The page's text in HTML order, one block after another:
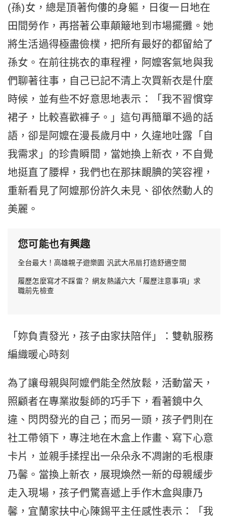
(孫)女，總是頂著佝僂的身軀，日復一日地在
田間勞作，再搭著公車顛簸地到市場擺攤。她
將生活過得極盡儉樸，把所有最好的都留給了
孫女。在前往挑衣的車程裡，阿嬤客氣地與我
們聊著往事，自己已記不清上次買新衣是什麼
時候，並有些不好意思地表示：「我不習慣穿
裙子，比較喜歡褲子。」這句再簡單不過的話
語，卻是阿嬤在漫長歲月中，久違地吐露「自
我需求」的珍貴瞬間，當她換上新衣，不自覺
地挺直了腰桿，我們也在那抹靦腆的笑容裡，
重新看見了阿嬤那份許久未見、卻依然動人的
美麗。
您可能也有興趣
全台最大！高雄親子遊樂園 汎武大吊扇打造舒適空間
履歷怎麼寫才不踩雷？ 網友熱議六大「履歷注意事項」求
職前先檢查
「妳負責發光，孩子由家扶陪伴」：雙軌服務
編織暖心時刻
為了讓母親與阿嬤們能全然放鬆，活動當天，
照顧者在專業妝髮師的巧手下，看著鏡中久
違、閃閃發光的自己；而另一頭，孩子們則在
社工帶領下，專注地在木盒上作畫、寫下心意
卡片，並親手揉捏出一朵朵永不凋謝的毛根康
乃馨。當換上新衣，展現煥然一新的母親緩步
走入現場，孩子們驚喜遞上手作木盒與康乃
馨，宜蘭家扶中心陳錫平主任感性表示：「我